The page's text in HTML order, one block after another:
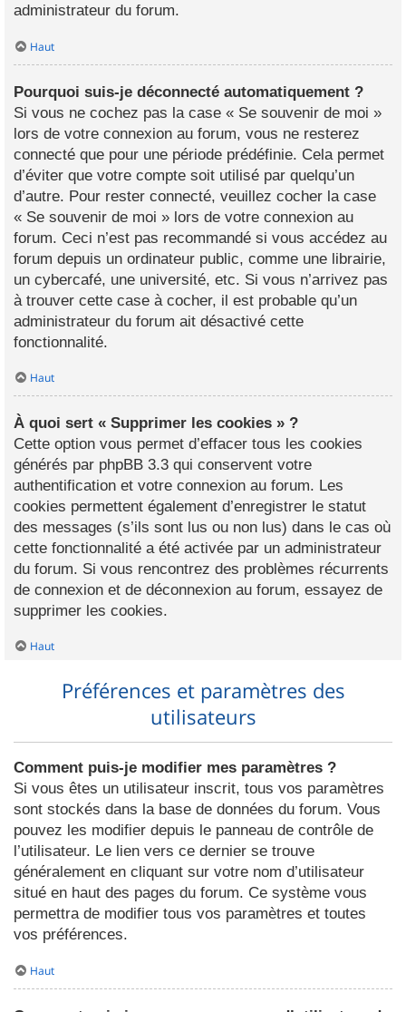
administrateur du forum.
Haut
Pourquoi suis-je déconnecté automatiquement ?
Si vous ne cochez pas la case « Se souvenir de moi »
lors de votre connexion au forum, vous ne resterez
connecté que pour une période prédéfinie. Cela permet
d’éviter que votre compte soit utilisé par quelqu’un
d’autre. Pour rester connecté, veuillez cocher la case
« Se souvenir de moi » lors de votre connexion au
forum. Ceci n’est pas recommandé si vous accédez au
forum depuis un ordinateur public, comme une librairie,
un cybercafé, une université, etc. Si vous n’arrivez pas
à trouver cette case à cocher, il est probable qu’un
administrateur du forum ait désactivé cette
fonctionnalité.
Haut
À quoi sert « Supprimer les cookies » ?
Cette option vous permet d’effacer tous les cookies
générés par phpBB 3.3 qui conservent votre
authentification et votre connexion au forum. Les
cookies permettent également d’enregistrer le statut
des messages (s’ils sont lus ou non lus) dans le cas où
cette fonctionnalité a été activée par un administrateur
du forum. Si vous rencontrez des problèmes récurrents
de connexion et de déconnexion au forum, essayez de
supprimer les cookies.
Haut
Préférences et paramètres des
utilisateurs
Comment puis-je modifier mes paramètres ?
Si vous êtes un utilisateur inscrit, tous vos paramètres
sont stockés dans la base de données du forum. Vous
pouvez les modifier depuis le panneau de contrôle de
l’utilisateur. Le lien vers ce dernier se trouve
généralement en cliquant sur votre nom d’utilisateur
situé en haut des pages du forum. Ce système vous
permettra de modifier tous vos paramètres et toutes
vos préférences.
Haut